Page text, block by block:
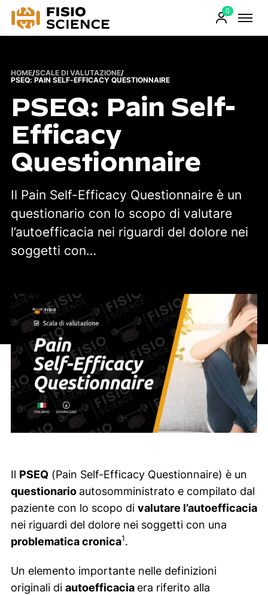
0
Prodotti
HOME/SCALE DI VALUTAZIONE/
PSEQ: PAIN SELF-EFFICACY QUESTIONNAIRE
PSEQ: Pain Self-
Efficacy
Questionnaire
Il Pain Self-Efficacy Questionnaire è un
questionario con lo scopo di valutare
l’autoefficacia nei riguardi del dolore nei
soggetti con…
Il PSEQ(Pain Self-Efficacy Questionnaire) è un
questionario autosomministrato e compilato dal
paziente con lo scopo di valutare l’autoefficacia
nei riguardi del dolore nei soggetti con una
problematica cronica1.
Un elemento importante nelle definizioni
originali di autoefficacia era riferito alla